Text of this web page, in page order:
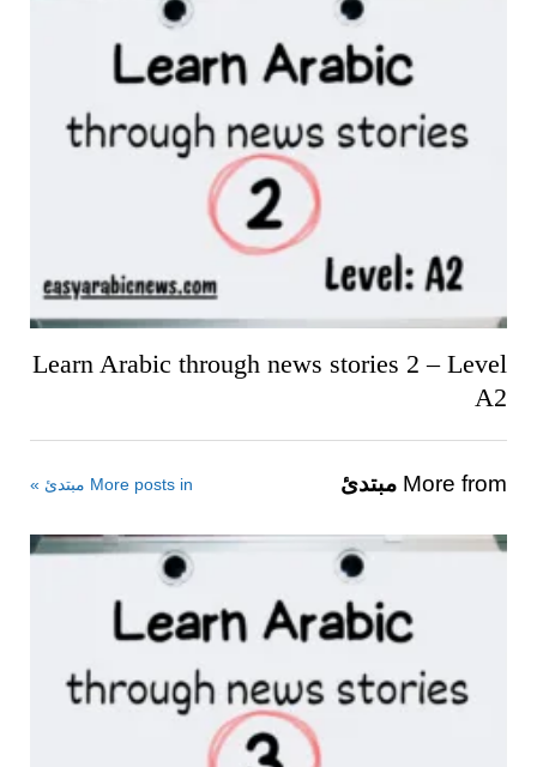
Learn Arabic through news stories 2 – Level
A2
More from مبتدئ More posts in مبتدئ »